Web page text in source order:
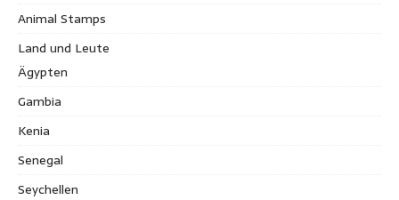
Animal Stamps
Land und Leute
Ägypten
Gambia
Kenia
Senegal
Seychellen